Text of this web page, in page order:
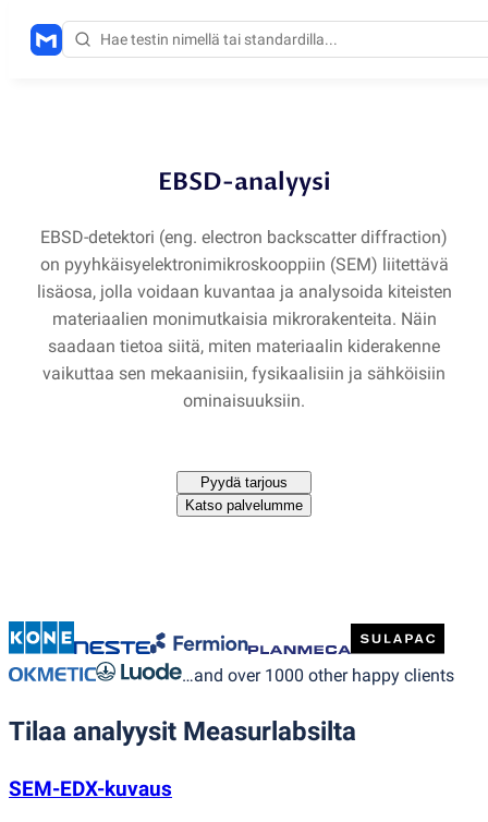
EBSD-analyysi
EBSD-detektori (eng. electron backscatter diffraction)
on pyyhkäisyelektronimikroskooppiin (SEM) liitettävä
lisäosa, jolla voidaan kuvantaa ja analysoida kiteisten
materiaalien monimutkaisia mikrorakenteita. Näin
saadaan tietoa siitä, miten materiaalin kiderakenne
vaikuttaa sen mekaanisiin, fysikaalisiin ja sähköisiin
ominaisuuksiin.
Pyydä tarjous
Katso palvelumme
…and over 1000 other happy clients
Tilaa analyysit Measurlabsilta
SEM-EDX-kuvaus